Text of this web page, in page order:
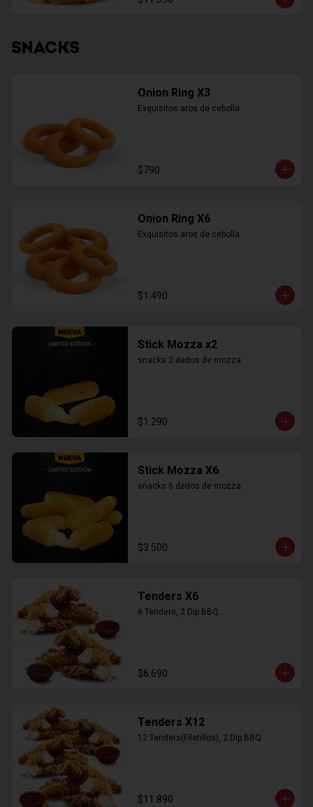
SNACKS
Onion Ring X3
Exquisitos aros de cebolla
$790
Onion Ring X6
Exquisitos aros de cebolla
$1.490
Stick Mozza x2
snacks 2 dedos de mozza
$1.290
Stick Mozza X6
snacks 6 dedos de mozza
$3.500
Tenders X6
6 Tenders, 2 Dip BBQ..
$6.690
Tenders X12
12 Tenders(Filetillos), 2 Dip BBQ
$11.890